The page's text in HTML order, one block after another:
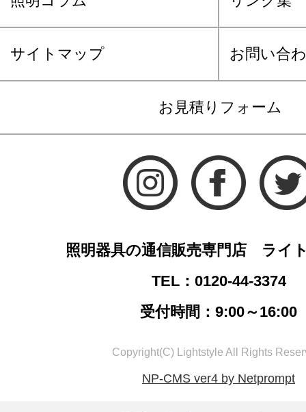
サイトマップ お問い合
お見積りフォーム
照明器具の通信販売専門店 ライ
TEL：0120-44-3374
受付時間：9:00～16:00
Copyright(C) Lightstyle All Rights
NP-CMS ver4 by Netprompt